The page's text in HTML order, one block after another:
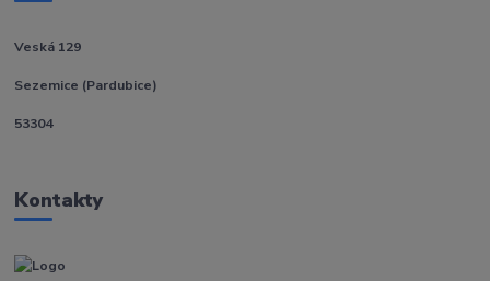
Veská 129
Sezemice (Pardubice)
53304
Kontakty